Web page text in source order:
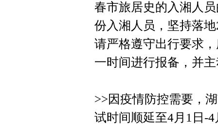
春市旅居史的入湘人
份入湘人员，坚持落
请严格遵守出行要求
一时间进行报备，并
>>因疫情防控需要，
试时间顺延至4月1日-